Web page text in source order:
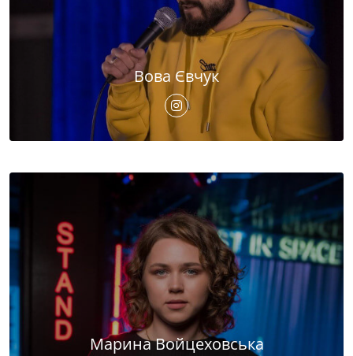
Вова Євчук
Марина Войцеховська